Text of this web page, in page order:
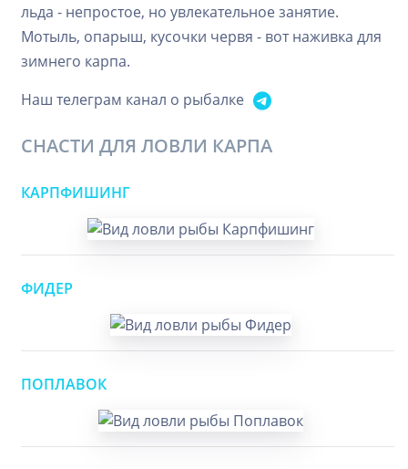
льда - непростое, но увлекательное занятие.
Мотыль, опарыш, кусочки червя - вот наживка для
зимнего карпа.
Наш телеграм канал о рыбалке
СНАСТИ ДЛЯ ЛОВЛИ КАРПА
КАРПФИШИНГ
ФИДЕР
ПОПЛАВОК